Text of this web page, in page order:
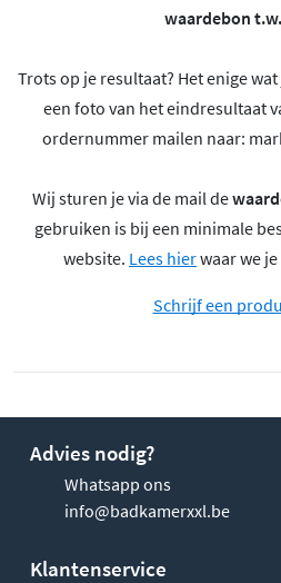
waardebon
Trots op je resultaat? Het enige
een foto van het eindresultaat
ordernummer mailen naar:
Wij sturen je via de mail de
gebruiken is bij een minimale
website. Lees hierwaar we
Schrijf een
Advies nodig?
Whatsapp ons
info@badkamerxxl.be
Klantenservice